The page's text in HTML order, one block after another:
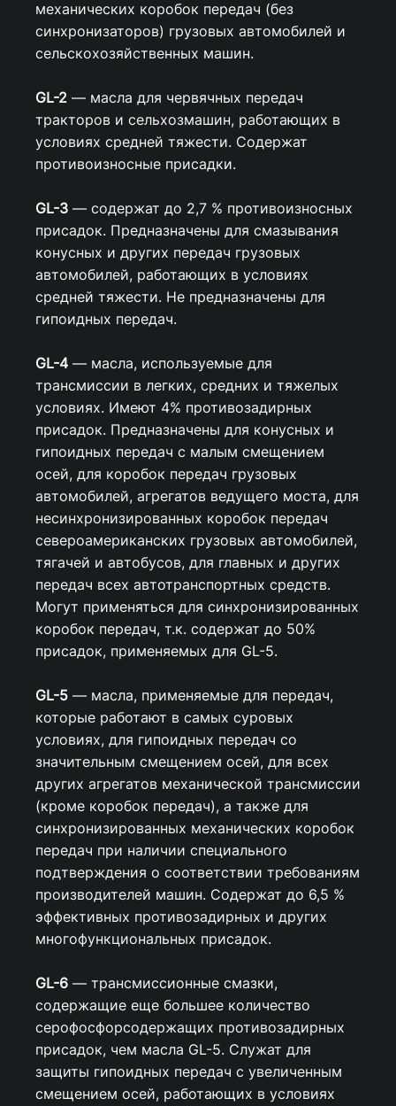
механических коробок передач (без
синхронизаторов) грузовых автомобилей и
сельскохозяйственных машин.
GL-2 — масла для червячных передач
тракторов и сельхозмашин, работающих в
условиях средней тяжести. Содержат
противоизносные присадки.
GL-3 — содержат до 2,7 % противоизносных
присадок. Предназначены для смазывания
конусных и других передач грузовых
автомобилей, работающих в условиях
средней тяжести. Не предназначены для
гипоидных передач.
GL-4 — масла, используемые для
трансмиссии в легких, средних и тяжелых
условиях. Имеют 4% противозадирных
присадок. Предназначены для конусных и
гипоидных передач с малым смещением
осей, для коробок передач грузовых
автомобилей, агрегатов ведущего моста, для
несинхронизированных коробок передач
североамериканских грузовых автомобилей,
тягачей и автобусов, для главных и других
передач всех автотранспортных средств.
Могут применяться для синхронизированных
коробок передач, т.к. содержат до 50%
присадок, применяемых для GL-5.
GL-5 — масла, применяемые для передач,
которые работают в самых суровых
условиях, для гипоидных передач со
значительным смещением осей, для всех
других агрегатов механической трансмиссии
(кроме коробок передач), а также для
синхронизированных механических коробок
передач при наличии специального
подтверждения о соответствии требованиям
производителей машин. Содержат до 6,5 %
эффективных противозадирных и других
многофункциональных присадок.
GL-6 — трансмиссионные смазки,
содержащие еще большее количество
серофосфорсодержащих противозадирных
присадок, чем масла GL-5. Служат для
защиты гипоидных передач с увеличенным
смещением осей, работающих в условиях